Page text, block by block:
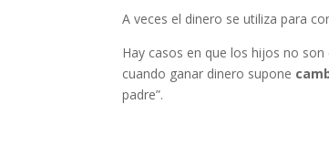
A veces el dinero se utiliza para
Hay casos en que los hijos no
cuando ganar dinero supone
padre”.